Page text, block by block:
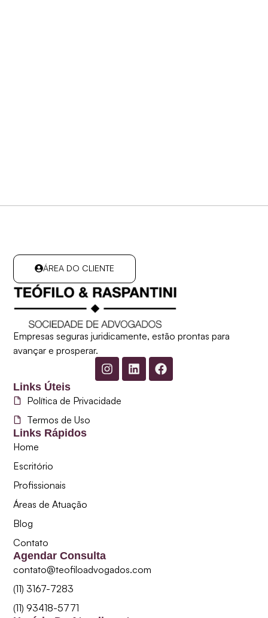
ÁREA DO CLIENTE
Empresas seguras juridicamente, estão prontas para
avançar e prosperar.
Links Rápidos
Home
Escritório
Profissionais
Áreas de Atuação
Blog
Contato
Links Úteis
Política de Privacidade
Termos de Uso
Agendar Consulta
contato@teofiloadvogados.com
(11) 3167-7283
(11) 93418-5771